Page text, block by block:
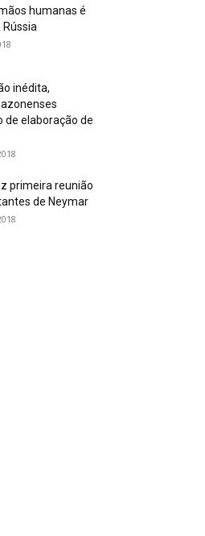
humanas é
inédita,
de elaboração de
primeira reunião
de Neymar